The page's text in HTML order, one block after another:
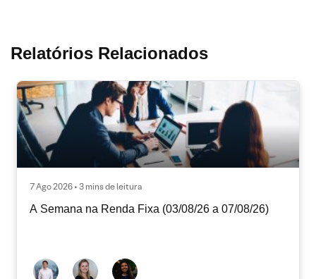
Relatórios Relacionados
7 Ago 2026 • 3 mins de leitura
A Semana na Renda Fixa (03/08/26 a 07/08/26)